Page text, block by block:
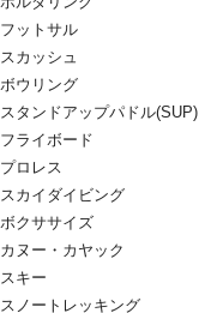
フットサル
スカッシュ
ボウリング
スタンドアップパドル(SUP)
フライボード
プロレス
スカイダイビング
ボクササイズ
カヌー・カヤック
スキー
スノートレッキング